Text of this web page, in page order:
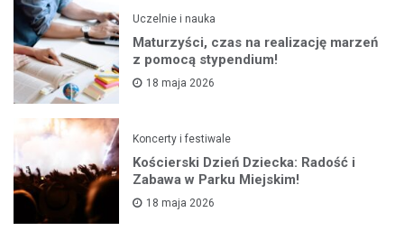
Uczelnie i nauka
Maturzyści, czas na realizację marzeń
z pomocą stypendium!
18 maja 2026
Koncerty i festiwale
Kościerski Dzień Dziecka: Radość i
Zabawa w Parku Miejskim!
18 maja 2026